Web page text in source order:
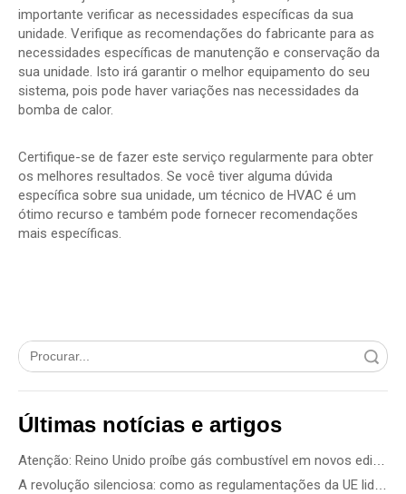
importante verificar as necessidades específicas da sua
unidade. Verifique as recomendações do fabricante para as
necessidades específicas de manutenção e conservação da
sua unidade. Isto irá garantir o melhor equipamento do seu
sistema, pois pode haver variações nas necessidades da
bomba de calor.
Certifique-se de fazer este serviço regularmente para obter
os melhores resultados. Se você tiver alguma dúvida
específica sobre sua unidade, um técnico de HVAC é um
ótimo recurso e também pode fornecer recomendações
mais específicas.
Últimas notícias e artigos